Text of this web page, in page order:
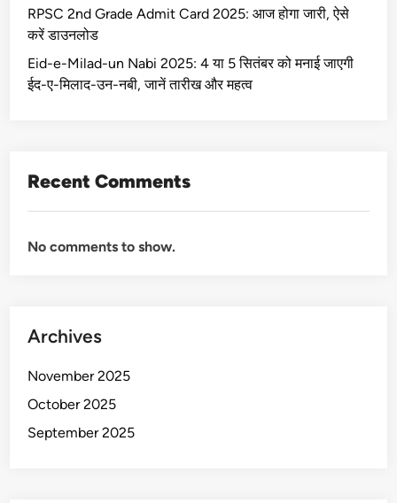
RPSC 2nd Grade Admit Card 2025: आज होगा जारी, ऐसे
करें डाउनलोड
Eid-e-Milad-un Nabi 2025: 4 या 5 सितंबर को मनाई जाएगी
ईद-ए-मिलाद-उन-नबी, जानें तारीख और महत्व
Recent Comments
No comments to show.
Archives
November 2025
October 2025
September 2025